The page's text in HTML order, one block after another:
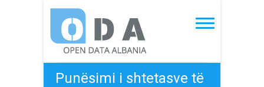
content
Open Data Albania
Punësimi i shtetasve të